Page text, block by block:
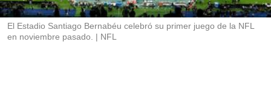
i
r
El Estadio Santiago Bernabéu celebró su primer juego de la NFL
en noviembre pasado.
NFL